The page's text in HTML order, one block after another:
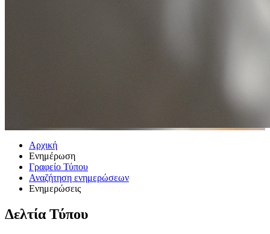
Αρχική
Ενημέρωση
Γραφείο Τύπου
Αναζήτηση ενημερώσεων
Ενημερώσεις
Δελτία Τύπου